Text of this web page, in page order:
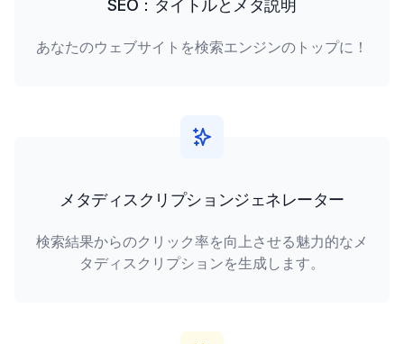
SEO：タイトルとメタ説明
あなたのウェブサイトを検索エンジンのトップに！
メタディスクリプションジェネレーター
検索結果からのクリック率を向上させる魅力的なメ
タディスクリプションを生成します。